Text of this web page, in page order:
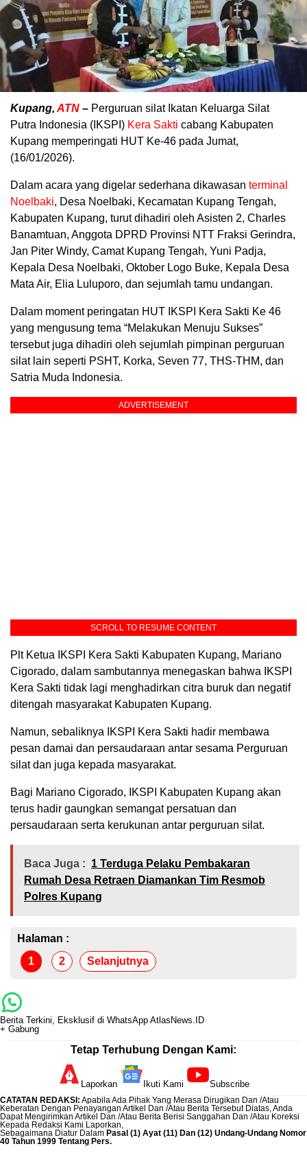
Kupang, ATN – Perguruan silat Ikatan Keluarga Silat
Putra Indonesia (IKSPI) Kera Sakti cabang Kabupaten
Kupang memperingati HUT Ke-46 pada Jumat,
(16/01/2026).
Dalam acara yang digelar sederhana dikawasan terminal
Noelbaki, Desa Noelbaki, Kecamatan Kupang Tengah,
Kabupaten Kupang, turut dihadiri oleh Asisten 2, Charles
Banamtuan, Anggota DPRD Provinsi NTT Fraksi Gerindra,
Jan Piter Windy, Camat Kupang Tengah, Yuni Padja,
Kepala Desa Noelbaki, Oktober Logo Buke, Kepala Desa
Mata Air, Elia Luluporo, dan sejumlah tamu undangan.
Dalam moment peringatan HUT IKSPI Kera Sakti Ke 46
yang mengusung tema “Melakukan Menuju Sukses”
tersebut juga dihadiri oleh sejumlah pimpinan perguruan
silat lain seperti PSHT, Korka, Seven 77, THS-THM, dan
Satria Muda Indonesia.
ADVERTISEMENT
SCROLL TO RESUME CONTENT
Plt Ketua IKSPI Kera Sakti Kabupaten Kupang, Mariano
Cigorado, dalam sambutannya menegaskan bahwa IKSPI
Kera Sakti tidak lagi menghadirkan citra buruk dan negatif
ditengah masyarakat Kabupaten Kupang.
Namun, sebaliknya IKSPI Kera Sakti hadir membawa
pesan damai dan persaudaraan antar sesama Perguruan
silat dan juga kepada masyarakat.
Bagi Mariano Cigorado, IKSPI Kabupaten Kupang akan
terus hadir gaungkan semangat persatuan dan
persaudaraan serta kerukunan antar perguruan silat.
Baca Juga : 1 Terduga Pelaku Pembakaran
Rumah Desa Retraen Diamankan Tim Resmob
Polres Kupang
Halaman :
1
2 Selanjutnya
Berita Terkini, Eksklusif di WhatsApp AtlasNews.ID
+ Gabung
Tetap Terhubung Dengan Kami:
Laporkan Ikuti Kami Subscribe
CATATAN REDAKSI: Apabila Ada Pihak Yang Merasa Dirugikan Dan /Atau
Keberatan Dengan Penayangan Artikel Dan /Atau Berita Tersebut Diatas, Anda
Dapat Mengirimkan Artikel Dan /Atau Berita Berisi Sanggahan Dan /Atau Koreksi
Kepada Redaksi Kami Laporkan
Sebagaimana Diatur Dalam Pasal (1) Ayat (11) Dan (12) Undang-Undang Nomor
40 Tahun 1999 Tentang Pers.